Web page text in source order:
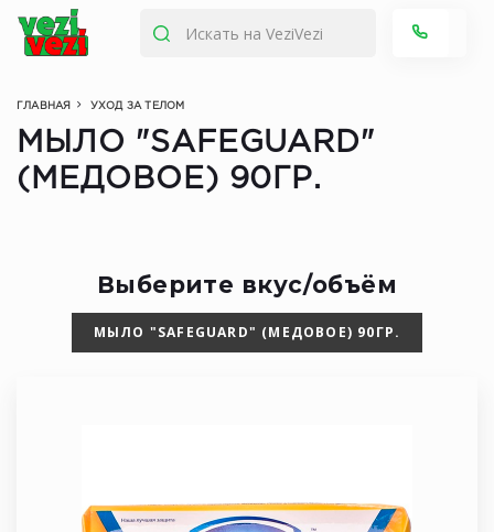
ГЛАВНАЯ УХОД ЗА ТЕЛОМ
МЫЛО "SAFEGUARD"
(МЕДОВОЕ) 90ГР.
Выберите вкус/объём
МЫЛО "SAFEGUARD" (МЕДОВОЕ) 90ГР.